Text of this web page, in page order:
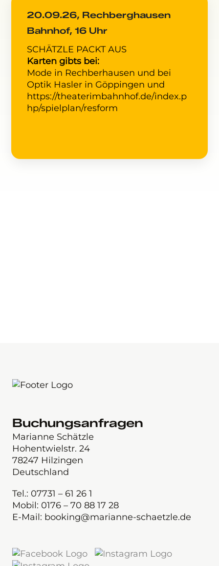
20.09.26, Rechberghausen
Bahnhof, 16 Uhr
SCHÄTZLE PACKT AUS
Karten gibts bei:
Mode in Rechberhausen und bei
Optik Hasler in Göppingen und
https://theaterimbahnhof.de/index.p
hp/spielplan/resform
Buchungsanfragen
Marianne Schätzle
Hohentwielstr. 24
78247 Hilzingen
Deutschland
Tel.: 07731 – 61 26 1
Mobil: 0176 – 70 88 17 28
E-Mail: booking@marianne-schaetzle.de